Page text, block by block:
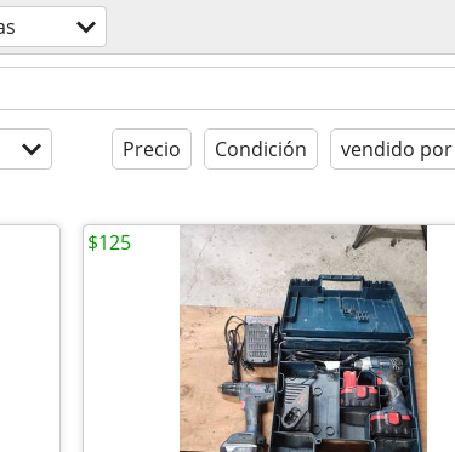
Precio Condición vendido por
$125